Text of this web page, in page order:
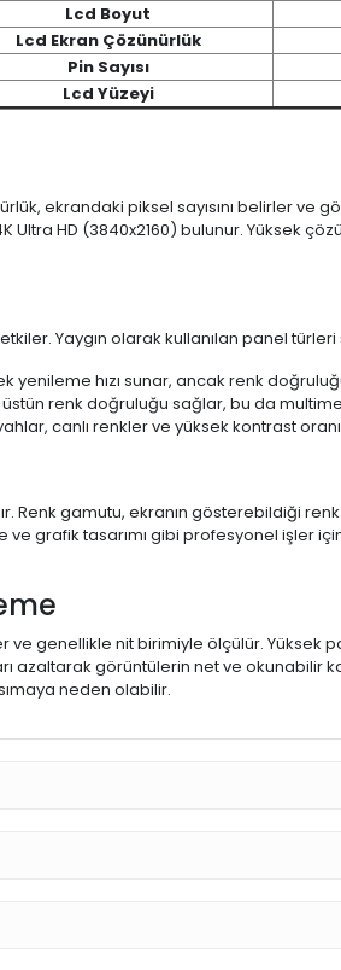
Lcd Boyut
Lcd Ekran Çözünürlük
Pin Sayısı
Lcd Yüzeyi
ekrandaki piksel sayısını belirler
Ultra HD (3840x2160) bulunur.
Yaygın olarak kullanılan panel türleri
yenileme hızı sunar, ancak renk doğruluğu
üstün renk doğruluğu sağlar, bu da
canlı renkler ve yüksek kontrast
Renk gamutu, ekranın gösterebildiği
grafik tasarımı gibi profesyonel işler
ve genellikle nit birimiyle ölçülür.
azaltarak görüntülerin net ve
neden olabilir.